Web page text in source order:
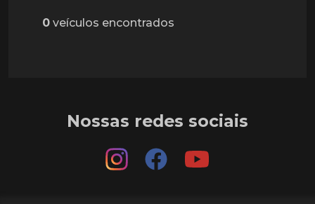
0 veículos encontrados
Nossas redes sociais